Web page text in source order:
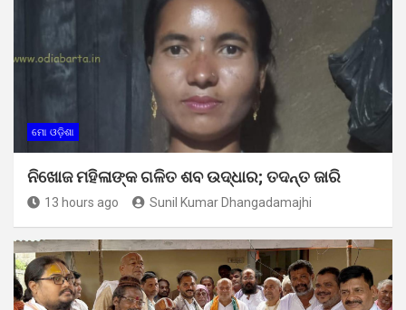
ମୋ ଓଡ଼ିଶା
ନିଖୋଜ ମହିଳାଙ୍କ ଗଳିତ ଶବ ଉଦ୍ଧାର; ତଦନ୍ତ ଜାରି
13 hours ago Sunil Kumar Dhangadamajhi